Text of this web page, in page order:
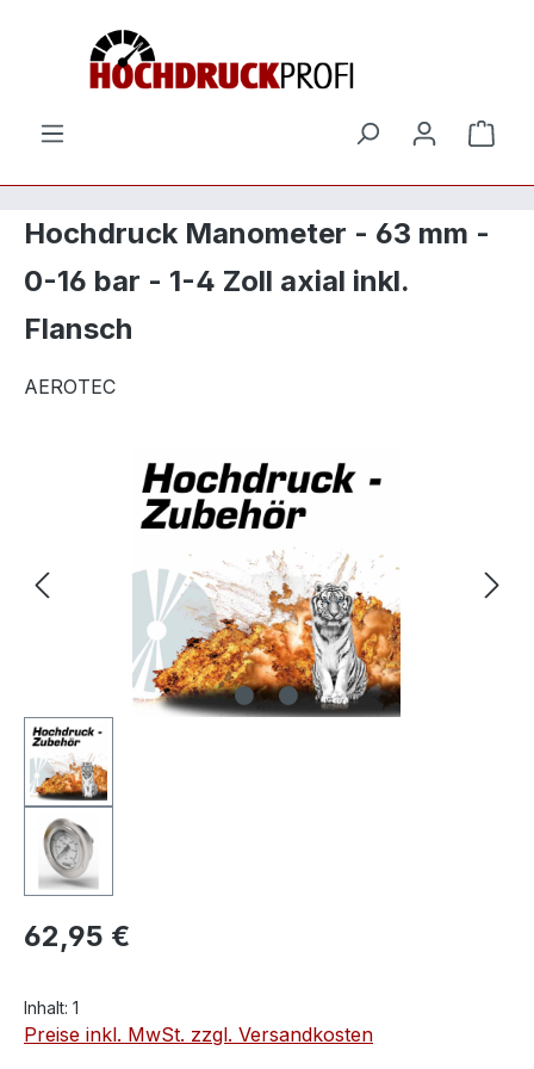
Zum Hauptinhalt springen
Hochdruck Manometer - 63 mm -
0-16 bar - 1-4 Zoll axial inkl.
Flansch
AEROTEC
Bildergalerie überspringen
62,95 €
Inhalt: 1
Preise inkl. MwSt. zzgl. Versandkosten